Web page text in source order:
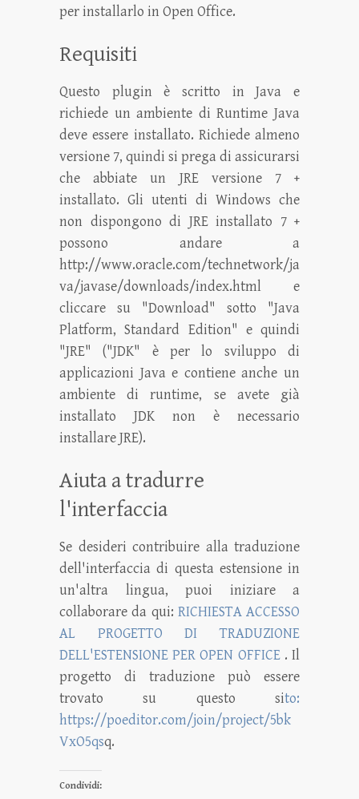
per installarlo in Open Office.
Requisiti
Questo plugin è scritto in Java e
richiede un ambiente di Runtime Java
deve essere installato. Richiede almeno
versione 7, quindi si prega di assicurarsi
che abbiate un JRE versione 7 +
installato. Gli utenti di Windows che
non dispongono di JRE installato 7 +
possono andare a
http://www.oracle.com/technetwork/ja
va/javase/downloads/index.html e
cliccare su "Download" sotto "Java
Platform, Standard Edition" e quindi
"JRE" ("JDK" è per lo sviluppo di
applicazioni Java e contiene anche un
ambiente di runtime, se avete già
installato JDK non è necessario
installare JRE).
Aiuta a tradurre
l'interfaccia
Se desideri contribuire alla traduzione
dell'interfaccia di questa estensione in
un'altra lingua, puoi iniziare a
collaborare da qui: RICHIESTA ACCESSO
AL PROGETTO DI TRADUZIONE
DELL'ESTENSIONE PER OPEN OFFICE. Il
progetto di traduzione può essere
trovato su questo sito:
https://poeditor.com/join/project/5bk
VxO5qsq.
Condividi: